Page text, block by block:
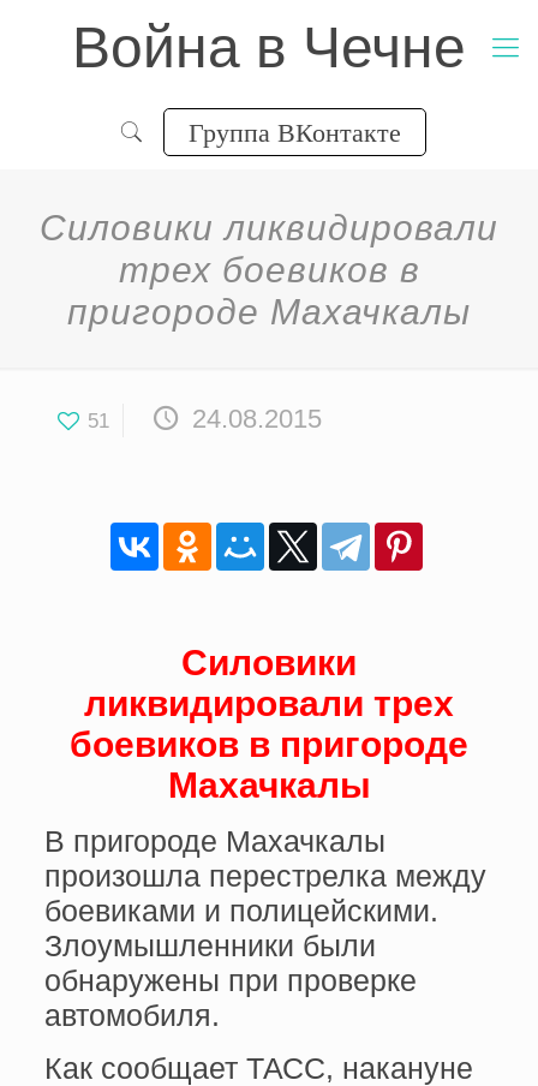
Война в Чечне
Группа ВКонтакте
Силовики ликвидировали
трех боевиков в
пригороде Махачкалы
51 24.08.2015
Силовики
ликвидировали трех
боевиков в пригороде
Махачкалы
В пригороде Махачкалы
произошла перестрелка между
боевиками и полицейскими.
Злоумышленники были
обнаружены при проверке
автомобиля.
Как сообщает ТАСС, накануне